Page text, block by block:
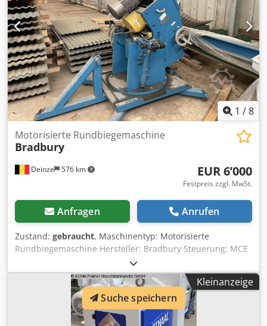
1 /8
Deinze 576 km
Motorisierte Rundbiegemaschine
Bradbury
EUR 6’000
Festpreis zzgl. MwSt.
Anfragen Anrufen
Zustand: gebraucht, Maschinentyp: Motorisierte
Rundbiegemaschine Hersteller: Bradbury Steuerung: MCE
(industrieller Schaltschrank) Versorgungsspannung: 380 V
Phasen: 3 Frequenz: 50 Hz FLA (Nennstrom bei Volllast):
17,6 A Hauptmotor-Nennstrom: 15 A Trennschalter-
Kurzschlussfestigkeit: 200.000 A Codpfxow Dd Iyo Am Rerf
Interne Kurzschlussfestigkeit: 65.000 A Schaltplan-Nr.:
ED3033 Elektrische Seriennummer: B014541
Kleinanzeige
Suche speichern